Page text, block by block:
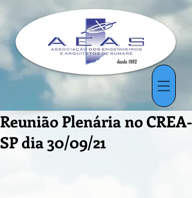
Reunião Plenária no CREA-
SP dia 30/09/21